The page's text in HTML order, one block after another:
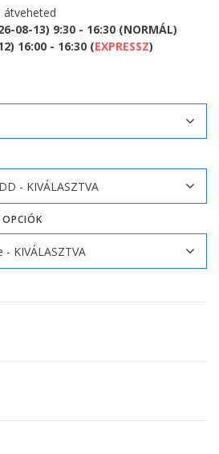
átveheted
08-13) 9:30 - 16:30 (NORMÁL)
16:00 - 16:30 (EXPRESSZ)
OPCIÓK